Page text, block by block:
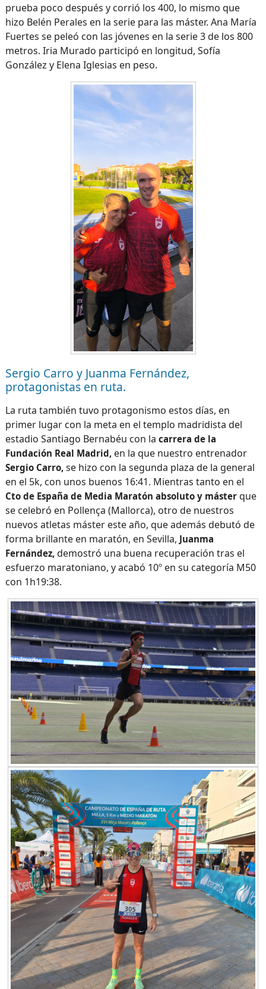
prueba poco después y corrió los 400, lo mismo que
hizo Belén Perales en la serie para las máster. Ana María
Fuertes se peleó con las jóvenes en la serie 3 de los 800
metros. Iria Murado participó en longitud, Sofía
González y Elena Iglesias en peso.
Sergio Carro y Juanma Fernández,
protagonistas en ruta.
La ruta también tuvo protagonismo estos días, en
primer lugar con la meta en el templo madridista del
estadio Santiago Bernabéu con la carrera de la
Fundación Real Madrid,en la que nuestro entrenador
Sergio Carro,se hizo con la segunda plaza de la general
en el 5k, con unos buenos 16:41. Mientras tanto en el
Cto de España de Media Maratón absoluto y másterque
se celebró en Pollença (Mallorca), otro de nuestros
nuevos atletas máster este año, que además debutó de
forma brillante en maratón, en Sevilla, Juanma
Fernández,demostró una buena recuperación tras el
esfuerzo maratoniano, y acabó 10º en su categoría M50
con 1h19:38.